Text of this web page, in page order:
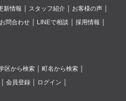
新情報 スタッフ紹介
お客様の声
お問合わせ LINEで相談
採用情報
区から検索
町名から検索
会員登録
ログイン